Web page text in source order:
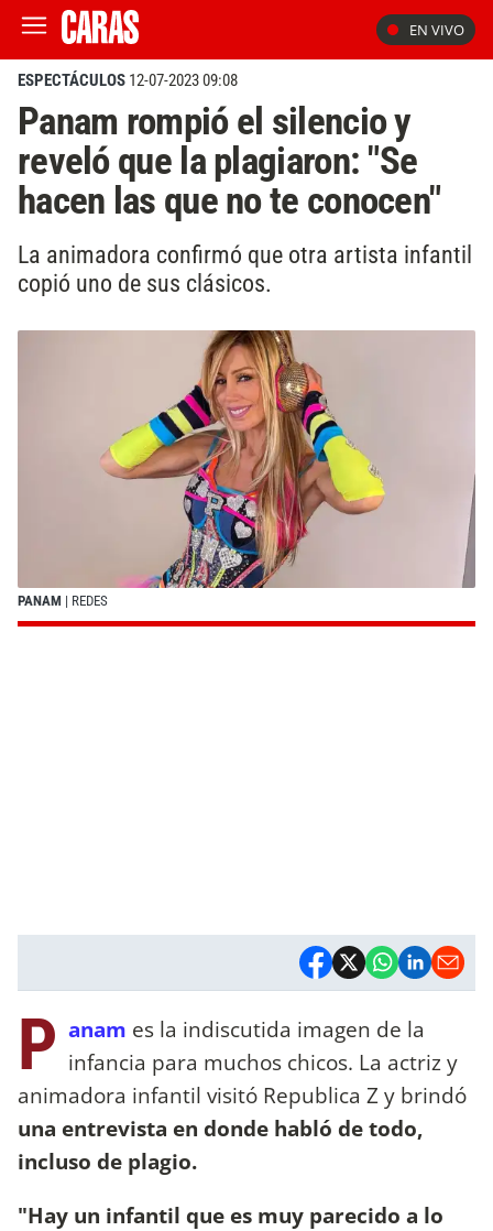
EN VIVO
ESPECTÁCULOS 12-07-2023 09:08
Panam rompió el silencio y
reveló que la plagiaron: "Se
hacen las que no te conocen"
La animadora confirmó que otra artista infantil
copió uno de sus clásicos.
PANAM | REDES
P anam es la indiscutida imagen de la
infancia para muchos chicos. La actriz y
animadora infantil visitó Republica Z y brindó
una entrevista en donde habló de todo,
incluso de plagio.
"Hay un infantil que es muy parecido a lo